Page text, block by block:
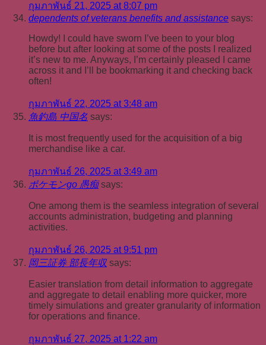
กุมภาพันธ์ 21, 2025 at 8:07 pm
dependents of veterans benefits and assistance says:
Howdy! I could have sworn I’ve been to your blog
before but after looking at some of the posts I realized
it’s new to me. Anyways, I’m certainly pleased I came
across it and I’ll be bookmarking it and checking back
often!
กุมภาพันธ์ 22, 2025 at 3:48 am
魚釣島 中国名 says:
It is most frequently used for the acquisition of a big
merchandise like a car.
กุมภาพันธ์ 26, 2025 at 3:49 am
ポケモンgo 愚痴 says:
One among them is the seamless integration of several
accounts administration, budgeting and planning
activities.
กุมภาพันธ์ 26, 2025 at 9:51 pm
岡三証券 部長年収 says:
Easier translation from detail information to aggregate
and aggregate to detail enabling more quicker, more
timely simulations and greater granularity of information
for operations and finance.
กุมภาพันธ์ 27, 2025 at 1:22 am